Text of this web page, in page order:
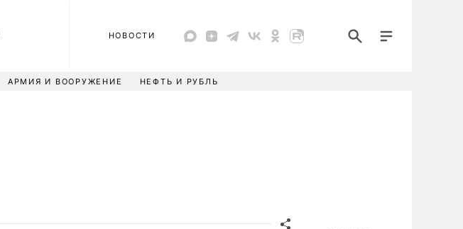
НОВОСТИ
АРМИЯ И ВООРУЖЕНИЕ НЕФТЬ И РУБЛЬ